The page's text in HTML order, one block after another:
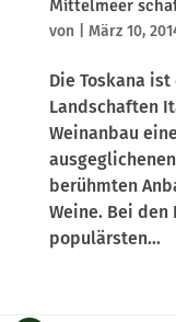
Mittelmeer
von März 10,
Die Toskana
Landschaften
Weinanbau
berühmten
Weine. Bei
populärsten...